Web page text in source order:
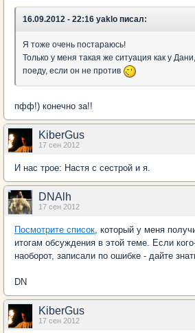
16.09.2012 - 22:16 yaklo писал:
Я тоже очень постараюсь!
Только у меня такая же ситуация как у
поеду, если он не против
пфф!) конечно за!!
KiberGus
17 сен 2012
И нас трое: Настя с сестрой и я.
DNAlh
17 сен 2012
Посмотрите список , который у меня
итогам обсуждения в этой теме. Если
наоборот, записали по ошибке - дайте
DN
KiberGus
17 сен 2012